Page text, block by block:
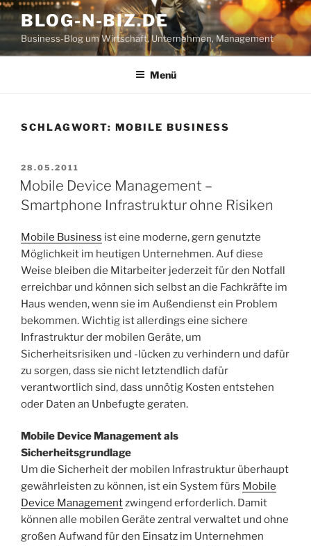
Zum
Inhalt
springen
BLOG-N-BIZ.DE
Business-Blog um Wirtschaft, Unternehmen, Management
Menü
SCHLAGWORT: MOBILE BUSINESS
VERÖFFENTLICHT
AM
28.05.2011
Mobile Device Management –
Smartphone Infrastruktur ohne Risiken
Mobile Business ist eine moderne, gern genutzte
Möglichkeit im heutigen Unternehmen. Auf diese
Weise bleiben die Mitarbeiter jederzeit für den Notfall
erreichbar und können sich selbst an die Fachkräfte im
Haus wenden, wenn sie im Außendienst ein Problem
bekommen. Wichtig ist allerdings eine sichere
Infrastruktur der mobilen Geräte, um
Sicherheitsrisiken und -lücken zu verhindern und dafür
zu sorgen, dass sie nicht letztendlich dafür
verantwortlich sind, dass unnötig Kosten entstehen
oder Daten an Unbefugte geraten.
Mobile Device Management als
Sicherheitsgrundlage
Um die Sicherheit der mobilen Infrastruktur überhaupt
gewährleisten zu können, ist ein System fürs Mobile
Device Managementzwingend erforderlich. Damit
können alle mobilen Geräte zentral verwaltet und ohne
großen Aufwand für den Einsatz im Unternehmen